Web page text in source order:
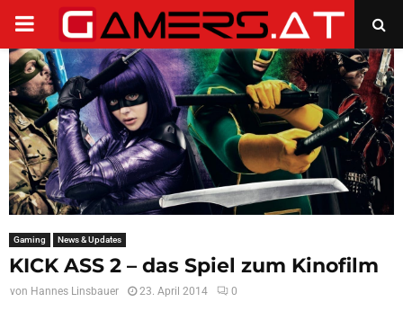
PRIMARY
MENU
Gaming News & Updates
KICK ASS 2 – das Spiel zum Kinofilm
von Hannes Linsbauer 23. April 2014 0